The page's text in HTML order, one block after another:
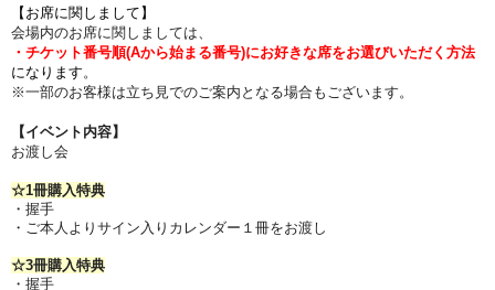
【お席に関しまして 】
会場内のお席に関しましては、
・チケット番号順(Aから始まる番号)にお好きな席をお選びいただく方法
にな ります。
※一部のお客様は立ち見でのご案内となる場合もございます。
【イベント内容】
お渡し会
☆1冊購入特典
・握手
・ご本人よりサイン入りカレンダー１冊をお渡し
☆3冊購入特典
・握手